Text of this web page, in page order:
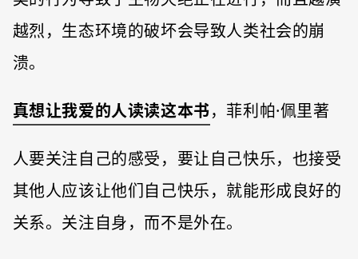
越烈，生态环境的破坏会导致人类社会的崩
溃。
真想让我爱的人读读这本书，菲利帕·佩里著
人要关注自己的感受，要让自己快乐，也接受
其他人应该让他们自己快乐，就能形成良好的
关系。关注自身，而不是外在。